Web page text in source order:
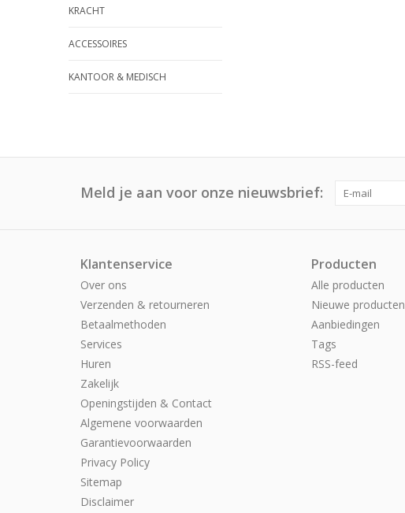
KRACHT
ACCESSOIRES
KANTOOR & MEDISCH
Meld je aan voor onze nieuwsbrief:
Klantenservice
Over ons
Verzenden & retourneren
Betaalmethoden
Services
Huren
Zakelijk
Openingstijden & Contact
Algemene voorwaarden
Garantievoorwaarden
Privacy Policy
Sitemap
Disclaimer
Producten
Alle producten
Nieuwe producten
Aanbiedingen
Tags
RSS-feed